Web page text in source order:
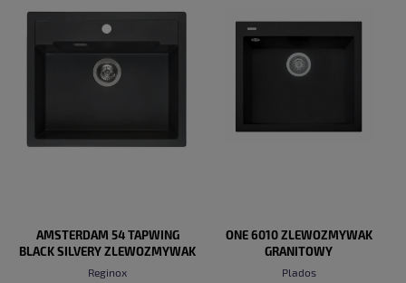
AMSTERDAM 54 TAPWING
BLACK SILVERY ZLEWOZMYWAK
GRANITOWY
Reginox
ONE 6010 ZLEWOZMYWAK
GRANITOWY
Plados